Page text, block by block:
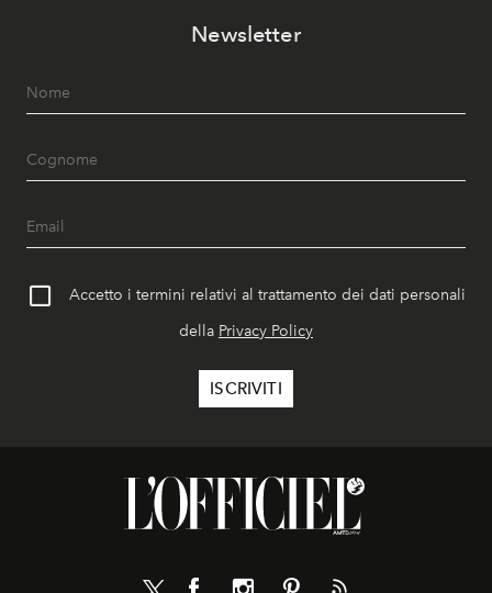
Newsletter
Accetto i termini relativi al trattamento dei dati personali
della Privacy Policy